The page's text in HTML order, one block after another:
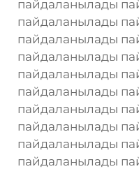
пайдаланылады
пайдаланылады
пайдаланылады
пайдаланылады
пайдаланылады
пайдаланылады
пайдаланылады
пайдаланылады
пайдаланылады
пайдаланылады